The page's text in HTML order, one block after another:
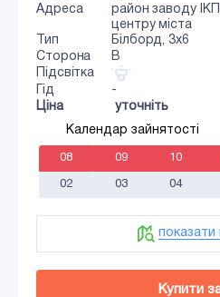
Адреса
район заводу
центру міста
Тип
Білборд, 3х6
Сторона
B
Підсвітка
Гід
-
Ціна
уточніть
Календар зайнятості
08 09 10
02 03 04
показати
Купити